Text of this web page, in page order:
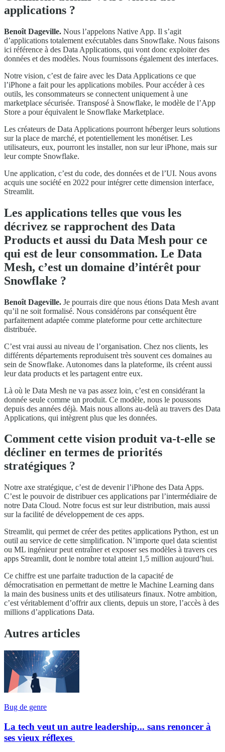
applications ?
Benoît Dageville. Nous l’appelons Native App. Il s’agit
d’applications totalement exécutables dans Snowflake. Nous faisons
ici référence à des Data Applications, qui vont donc exploiter des
données et des modèles. Nous fournissons également des interfaces.
Notre vision, c’est de faire avec les Data Applications ce que
l’iPhone a fait pour les applications mobiles. Pour accéder à ces
outils, les consommateurs se connectent uniquement à une
marketplace sécurisée. Transposé à Snowflake, le modèle de l’App
Store a pour équivalent le Snowflake Marketplace.
Les créateurs de Data Applications pourront héberger leurs solutions
sur la place de marché, et potentiellement les monétiser. Les
utilisateurs, eux, pourront les installer, non sur leur iPhone, mais sur
leur compte Snowflake.
Une application, c’est du code, des données et de l’UI. Nous avons
acquis une société en 2022 pour intégrer cette dimension interface,
Streamlit.
Les applications telles que vous les
décrivez se rapprochent des Data
Products et aussi du Data Mesh pour ce
qui est de leur consommation. Le Data
Mesh, c’est un domaine d’intérêt pour
Snowflake ?
Benoît Dageville. Je pourrais dire que nous étions Data Mesh avant
qu’il ne soit formalisé. Nous considérons par conséquent être
parfaitement adaptée comme plateforme pour cette architecture
distribuée.
C’est vrai aussi au niveau de l’organisation. Chez nos clients, les
différents départements reproduisent très souvent ces domaines au
sein de Snowflake. Autonomes dans la plateforme, ils créent aussi
leur data products et les partagent entre eux.
Là où le Data Mesh ne va pas assez loin, c’est en considérant la
donnée seule comme un produit. Ce modèle, nous le poussons
depuis des années déjà. Mais nous allons au-delà au travers des Data
Applications, qui intègrent plus que les données.
Comment cette vision produit va-t-elle se
décliner en termes de priorités
stratégiques ?
Notre axe stratégique, c’est de devenir l’iPhone des Data Apps.
C’est le pouvoir de distribuer ces applications par l’intermédiaire de
notre Data Cloud. Notre focus est sur leur distribution, mais aussi
sur la facilité de développement de ces apps.
Streamlit, qui permet de créer des petites applications Python, est un
outil au service de cette simplification. N’importe quel data scientist
ou ML ingénieur peut entraîner et exposer ses modèles à travers ces
apps Streamlit, dont le nombre total atteint 1,5 million aujourd’hui.
Ce chiffre est une parfaite traduction de la capacité de
démocratisation en permettant de mettre le Machine Learning dans
la main des business units et des utilisateurs finaux. Notre ambition,
c’est véritablement d’offrir aux clients, depuis un store, l’accès à des
millions d’applications Data.
Autres articles
Bug de genre
La tech veut un autre leadership... sans renoncer à
ses vieux réflexes